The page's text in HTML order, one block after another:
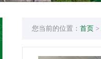
您当前的位置： 首页 >